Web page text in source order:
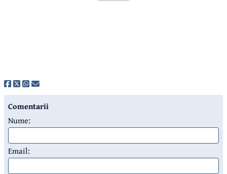
Comentarii
Nume:
Email: